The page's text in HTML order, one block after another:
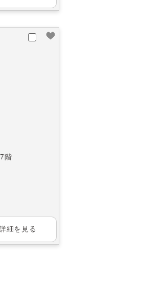
階
細を見る